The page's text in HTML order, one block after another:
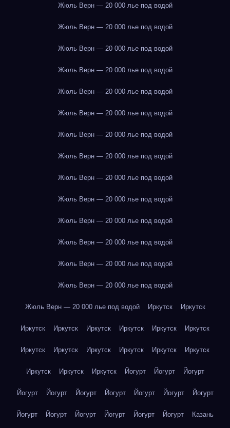
Жюль Верн — 20 000 лье под водой
Жюль Верн — 20 000 лье под водой
Жюль Верн — 20 000 лье под водой
Жюль Верн — 20 000 лье под водой
Жюль Верн — 20 000 лье под водой
Жюль Верн — 20 000 лье под водой
Жюль Верн — 20 000 лье под водой
Жюль Верн — 20 000 лье под водой
Жюль Верн — 20 000 лье под водой
Жюль Верн — 20 000 лье под водой
Жюль Верн — 20 000 лье под водой
Жюль Верн — 20 000 лье под водой
Жюль Верн — 20 000 лье под водой
Жюль Верн — 20 000 лье под водой
Жюль Верн — 20 000 лье под водой Иркутск Иркутск
Иркутск Иркутск Иркутск Иркутск Иркутск Иркутск
Иркутск Иркутск Иркутск Иркутск Иркутск Иркутск
Иркутск Иркутск Иркутск Йогурт Йогурт Йогурт
Йогурт Йогурт Йогурт Йогурт Йогурт Йогурт Йогурт
Йогурт Йогурт Йогурт Йогурт Йогурт Йогурт Казань